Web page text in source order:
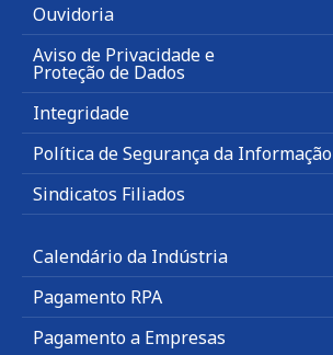
Ouvidoria
Aviso de Privacidade e
Proteção de Dados
Integridade
Política de Segurança da Informação
Sindicatos Filiados
Calendário da Indústria
Pagamento RPA
Pagamento a Empresas